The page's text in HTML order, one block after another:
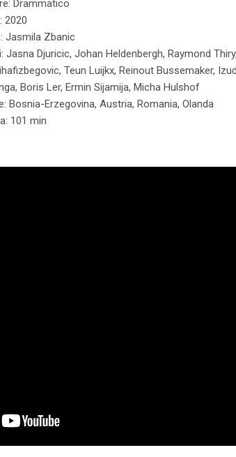
Drammatico
2020
Jasmila Zbanic
Jasna Djuricic, Johan Heldenbergh, Raymond
Teun Luijkx, Reinout Bussemaker,
Boris Ler, Ermin Sijamija, Micha Hulshof
Bosnia-Erzegovina, Austria, Romania, Olanda
101 min